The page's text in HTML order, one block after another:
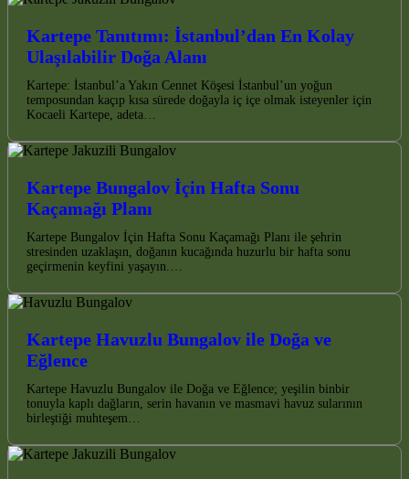
Kartepe Tanıtımı: İstanbul’dan En Kolay
Ulaşılabilir Doğa Alanı
Kartepe: İstanbul’a Yakın Cennet Köşesi İstanbul’un yoğun
temposundan kaçıp kısa sürede doğayla iç içe olmak isteyenler için
Kocaeli Kartepe, adeta…
Kartepe Bungalov İçin Hafta Sonu
Kaçamağı Planı
Kartepe Bungalov İçin Hafta Sonu Kaçamağı Planı ile şehrin
stresinden uzaklaşın, doğanın kucağında huzurlu bir hafta sonu
geçirmenin keyfini yaşayın.…
Kartepe Havuzlu Bungalov ile Doğa ve
Eğlence
Kartepe Havuzlu Bungalov ile Doğa ve Eğlence; yeşilin binbir
tonuyla kaplı dağların, serin havanın ve masmavi havuz sularının
birleştiği muhteşem…